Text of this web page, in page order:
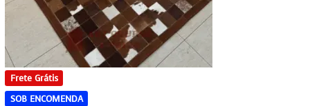
Frete Grátis
SOB ENCOMENDA